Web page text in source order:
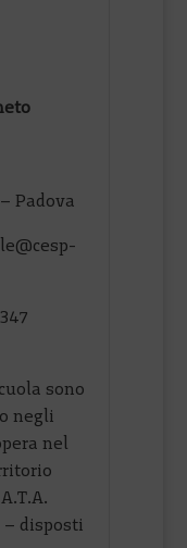
Padova
sono
negli
nel
disposti